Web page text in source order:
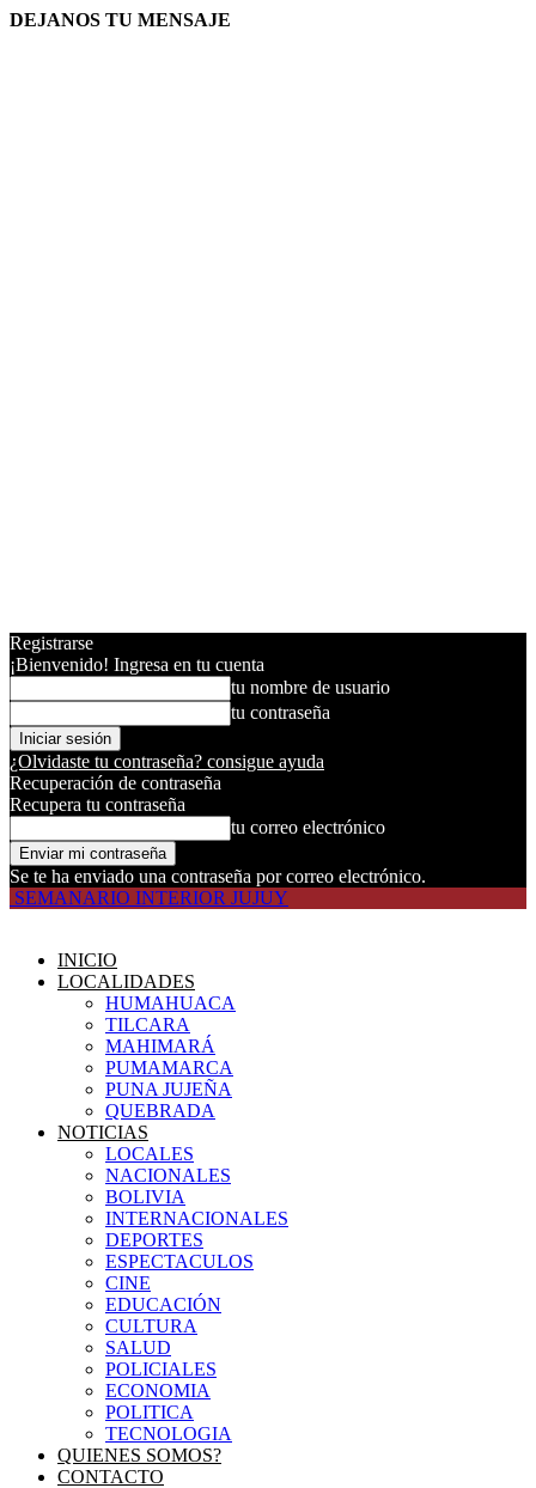
DEJANOS TU MENSAJE
Registrarse
¡Bienvenido! Ingresa en tu cuenta
tu nombre de usuario
tu contraseña
¿Olvidaste tu contraseña? consigue ayuda
Recuperación de contraseña
Recupera tu contraseña
tu correo electrónico
Se te ha enviado una contraseña por correo electrónico.
SEMANARIO INTERIOR JUJUY
INICIO
LOCALIDADES
HUMAHUACA
TILCARA
MAHIMARÁ
PUMAMARCA
PUNA JUJEÑA
QUEBRADA
NOTICIAS
LOCALES
NACIONALES
BOLIVIA
INTERNACIONALES
DEPORTES
ESPECTACULOS
CINE
EDUCACIÓN
CULTURA
SALUD
POLICIALES
ECONOMIA
POLITICA
TECNOLOGIA
QUIENES SOMOS?
CONTACTO